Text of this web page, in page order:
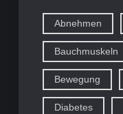
Abnehmen
Bauchmuskeln
Bewegung
Diabetes